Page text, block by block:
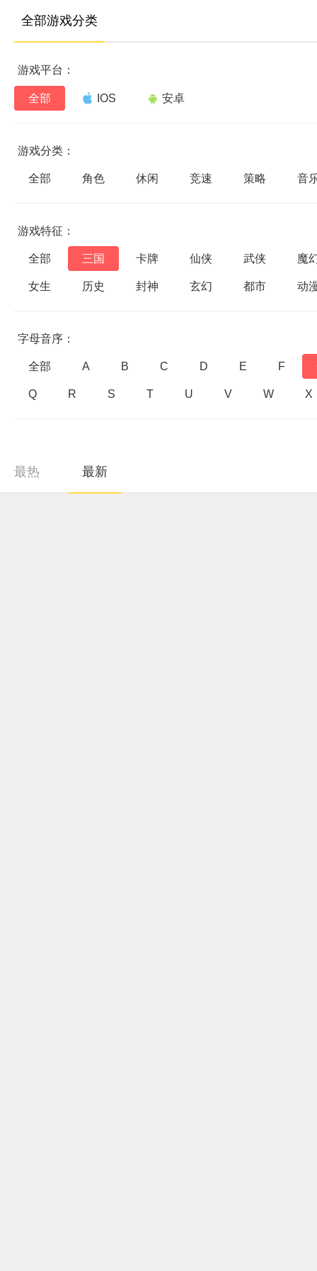
全部游戏分类
游戏平台：
全部 IOS 安卓
游戏分类：
全部 角色 休闲 竞速 策略 音
游戏特征：
全部 三国 卡牌 仙侠 武侠 魔
女生 历史 封神 玄幻 都市 动
字母音序：
全部 A B C D E F
Q R S T U V W X
最热 最新